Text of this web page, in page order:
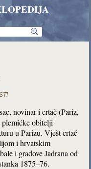
novinar i crtač (Pariz,
obitelji
u Parizu. Vješt crtač
i hrvatskim
i gradove Jadrana od
1875–76.